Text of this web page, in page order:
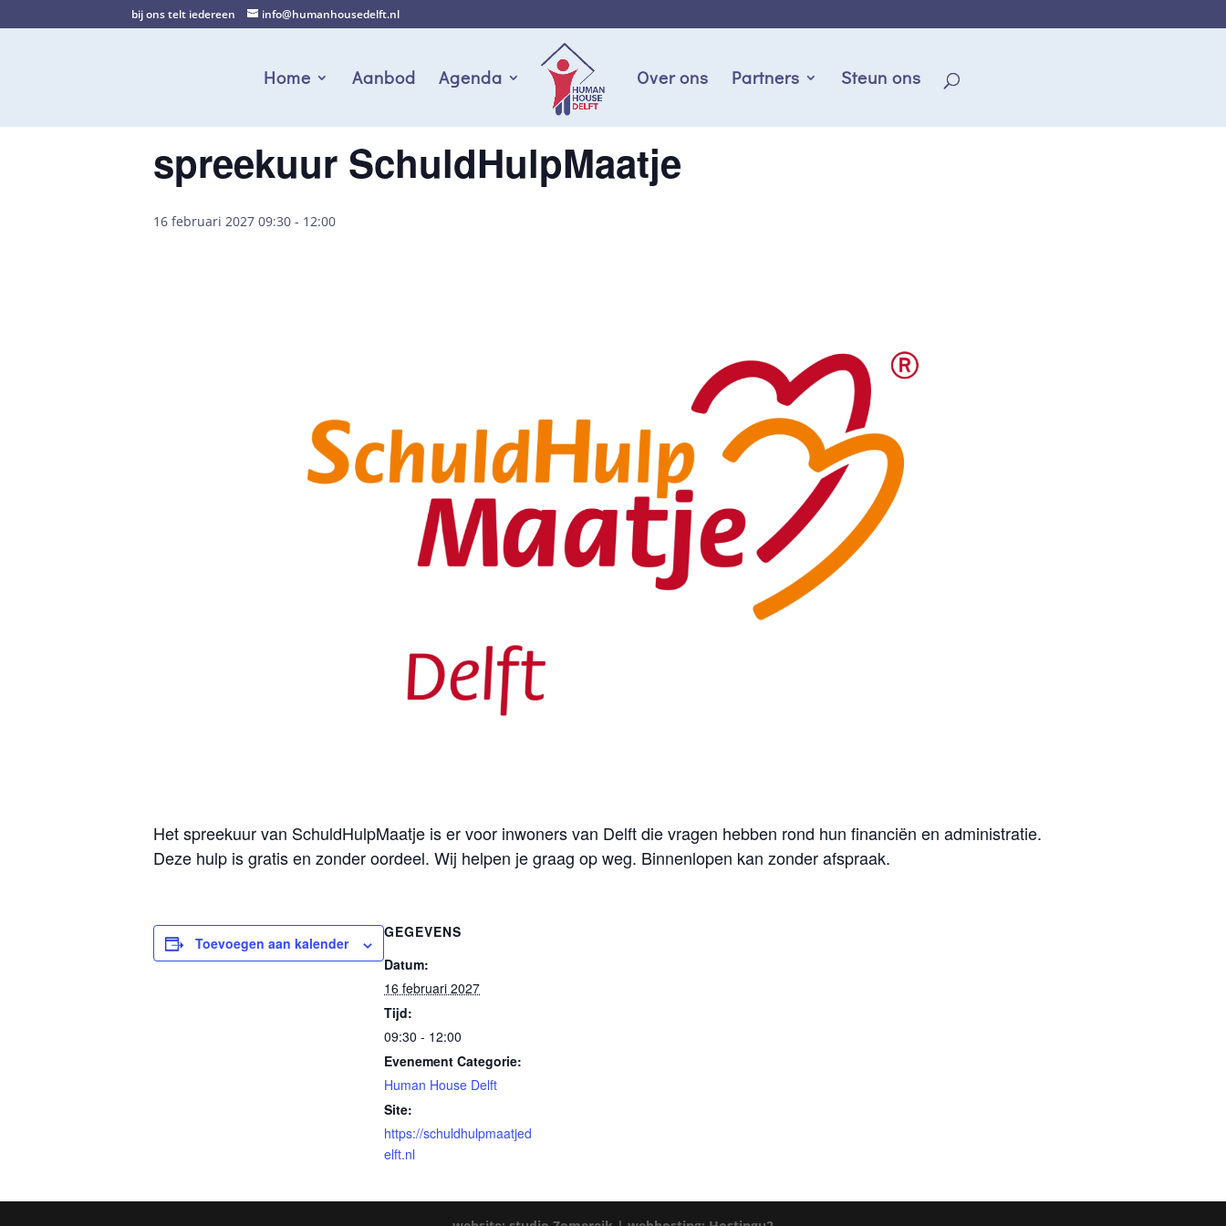
bij ons telt iedereen info@humanhousedelft.nl
Home Aanbod Agenda Over ons Partners Steun ons
spreekuur SchuldHulpMaatje
16 februari 2027 09:30 - 12:00
Het spreekuur van SchuldHulpMaatje is er voor inwoners van Delft die vragen hebben rond hun financiën en administratie.
Deze hulp is gratis en zonder oordeel. Wij helpen je graag op weg. Binnenlopen kan zonder afspraak.
Toevoegen aan kalender
GEGEVENS
Datum:
16 februari 2027
Tijd:
09:30 - 12:00
Evenement Categorie:
Human House Delft
Site:
https://schuldhulpmaatjed
elft.nl